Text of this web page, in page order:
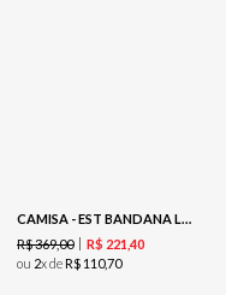
CAMISA - EST BANDANA LOC MALTE
R$369,00 R$ 221 40
ou 2x deR$ 110,70